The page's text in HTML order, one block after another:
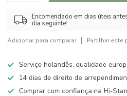
Encomendado em dias úteis
dia seguinte!
Adicionar para comparar Partilhar este
Serviço holandês, qualidade
14 dias de direito de
Comprar com confiança na Hi-